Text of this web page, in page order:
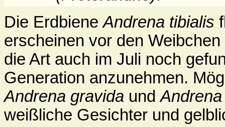
Die ErdbieneAndrena tibialis
erscheinen vor den
die Art auch im Juli noch
Generation anzunehmen.
Andrena gravida und
weißliche Gesichter und